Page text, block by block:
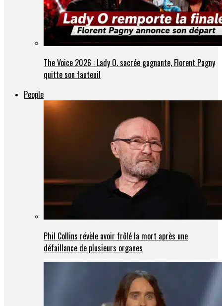
The Voice 2026 : Lady O. sacrée gagnante, Florent Pagny
quitte son fauteuil
People
Phil Collins révèle avoir frôlé la mort après une
défaillance de plusieurs organes